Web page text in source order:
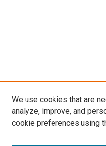
We use cookies that are
analyze, improve, and
cookie preferences using